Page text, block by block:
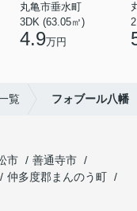
丸亀市垂水町
3DK (63.05㎡)
4.9万円
覧 フォブール八幡
市
善通寺市
仲多度郡まんのう町